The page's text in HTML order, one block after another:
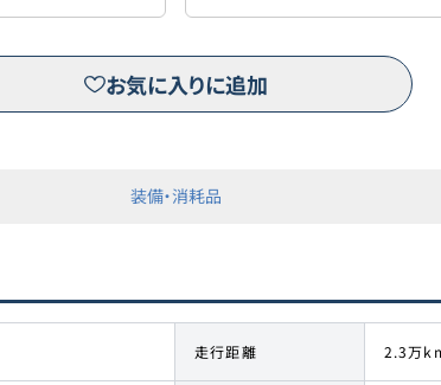
お気に入りに追加
装備・消耗品
走行距離 2.3万